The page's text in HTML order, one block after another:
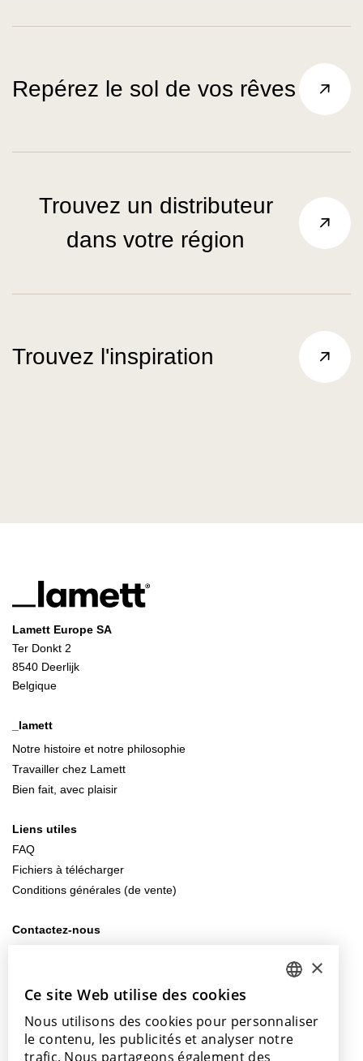
Repérez le sol de vos rêves
Trouvez un distributeur
dans votre région
Trouvez l'inspiration
Lamett Europe SA
Ter Donkt 2
8540 Deerlijk
Belgique
_lamett
Notre histoire et notre philosophie
Travailler chez Lamett
Bien fait, avec plaisir
Liens utiles
FAQ
Fichiers à télécharger
Conditions générales (de vente)
Contactez-nous
Notre salle d’exposition
Nos points de vente
ENGLISH
×
Ce site Web utilise des cookies
Nous utilisons des cookies pour personnaliser
le contenu, les publicités et analyser notre
trafic. Nous partageons également des